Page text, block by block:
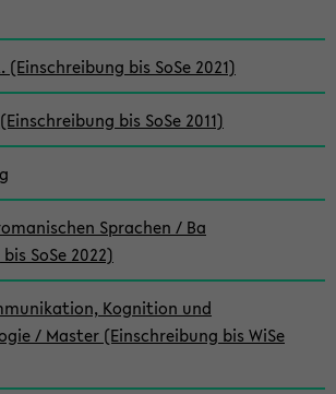
bis SoSe 2021)
bis SoSe 2011)
Sprachen / Ba
SoSe 2022)
Kognition und
/ Master (Einschreibung bis WiSe